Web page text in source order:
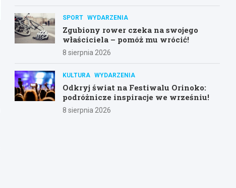
SPORT WYDARZENIA
Zgubiony rower czeka na swojego
właściciela – pomóż mu wrócić!
8 sierpnia 2026
KULTURA WYDARZENIA
Odkryj świat na Festiwalu Orinoko:
podróżnicze inspiracje we wrześniu!
8 sierpnia 2026